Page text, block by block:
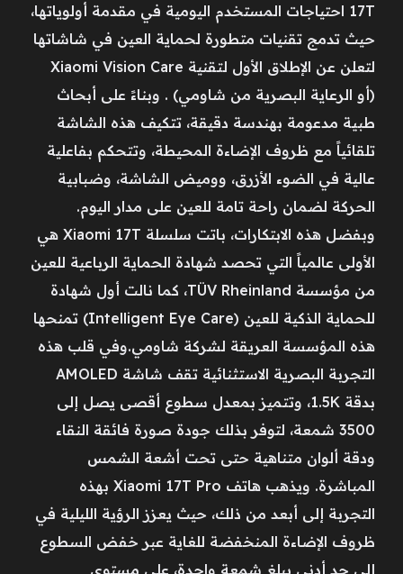
17T احتياجات المستخدم اليومية في مقدمة أولوياتها،
حيث تدمج تقنيات متطورة لحماية العين في شاشاتها
لتعلن عن الإطلاق الأول لتقنية Xiaomi Vision Care
(أو الرعاية البصرية من شاومي) . وبناءً على أبحاث
طبية مدعومة بهندسة دقيقة، تتكيف هذه الشاشة
تلقائياً مع ظروف الإضاءة المحيطة، وتتحكم بفاعلية
عالية في الضوء الأزرق، ووميض الشاشة، وضبابية
الحركة لضمان راحة تامة للعين على مدار اليوم.
وبفضل هذه الابتكارات، باتت سلسلة Xiaomi 17T هي
الأولى عالمياً التي تحصد شهادة الحماية الرباعية للعين
من مؤسسة TÜV Rheinland، كما نالت أول شهادة
للحماية الذكية للعين (Intelligent Eye Care) تمنحها
هذه المؤسسة العريقة لشركة شاومي.وفي قلب هذه
التجربة البصرية الاستثنائية تقف شاشة AMOLED
بدقة 1.5K، وتتميز بمعدل سطوع أقصى يصل إلى
3500 شمعة، لتوفر بذلك جودة صورة فائقة النقاء
ودقة ألوان متناهية حتى تحت أشعة الشمس
المباشرة. ويذهب هاتف Xiaomi 17T Pro بهذه
التجربة إلى أبعد من ذلك، حيث يعزز الرؤية الليلية في
ظروف الإضاءة المنخفضة للغاية عبر خفض السطوع
إلى حد أدنى يبلغ شمعة واحدة، على مستوى